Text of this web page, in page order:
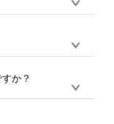
ザインツールから
完了できます。
大口注文の場合
バッグコンシェル
利用ください。製
ど、オンデマンド
/ PNG / AI / PSD /
の最大サイズ
か？